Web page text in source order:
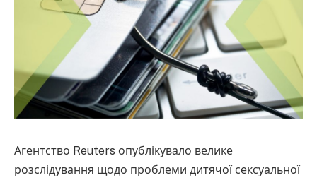
Агентство Reuters опублікувало велике
розслідування щодо проблеми дитячої сексуальної